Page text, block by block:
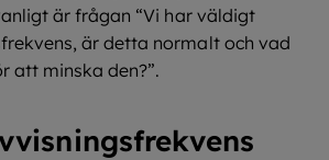
är frågan “Vi har väldigt
är detta normalt och vad
att minska den?”.